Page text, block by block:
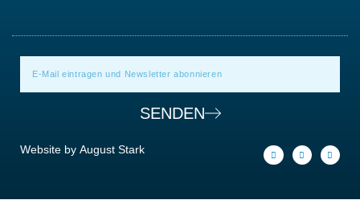
SENDEN
Website by August Stark